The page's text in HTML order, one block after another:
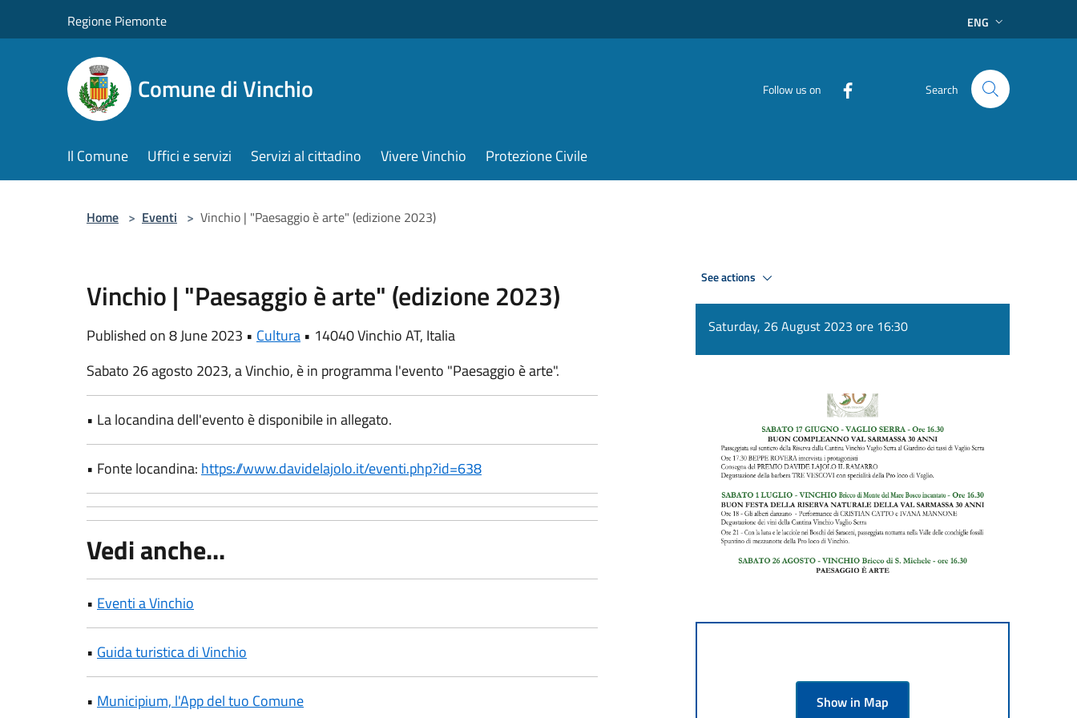
Regione Piemonte ENG
Comune di Vinchio Follow us on Search
Il Comune Uffici e servizi Servizi al cittadino Vivere Vinchio Protezione Civile
Home > Eventi > Vinchio | "Paesaggio è arte" (edizione 2023)
Vinchio | "Paesaggio è arte" (edizione 2023)
Published on 8 June 2023 • Cultura • 14040 Vinchio AT, Italia
Sabato 26 agosto 2023, a Vinchio, è in programma l'evento "Paesaggio è arte".
• La locandina dell'evento è disponibile in allegato.
• Fonte locandina: https://www.davidelajolo.it/eventi.php?id=638
Vedi anche...
• Eventi a Vinchio
• Guida turistica di Vinchio
• Municipium, l'App del tuo Comune
See actions
Saturday, 26 August 2023 ore 16:30
Show in Map